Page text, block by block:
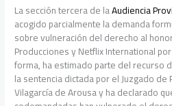
La sección tercera de laAudiencia
acogido parcialmente la demanda
sobre vulneración del derecho al
Producciones y Netflix International
forma, ha estimado parte del recurso
la sentencia dictada por el Juzgado
Vilagarcía de Arousa y ha declarado